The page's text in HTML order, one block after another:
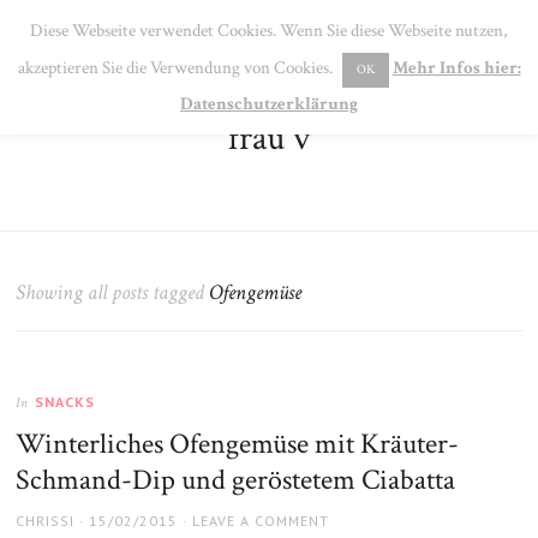
MENU
frau v
Showing all posts tagged Ofengemüse
In SNACKS
Winterliches Ofengemüse mit Kräuter-
Schmand-Dip und geröstetem Ciabatta
AUTHOR
CHRISSI
POSTED
15/02/2015 LEAVE A COMMENT
Diese Webseite verwendet Cookies. Wenn Sie diese Webseite nutzen,
akzeptieren Sie die Verwendung von Cookies.
OK
Mehr Infos hier:
Datenschutzerklärung